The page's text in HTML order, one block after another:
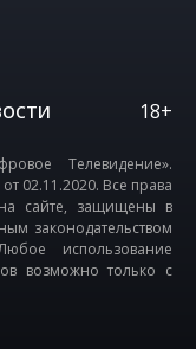
18+
Телевидение».
02.11.2020. Все права
сайте, защищены в
законодательством
использование
возможно только с